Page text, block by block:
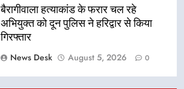
बैरागीवाला हत्याकांड के फरार चल रहे
अभियुक्त को दून पुलिस ने हरिद्वार से किया
गिरफ्तार
News Desk
August 5, 2026 0